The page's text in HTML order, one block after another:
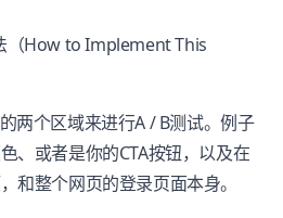
How to Implement This
两个区域来进行A / B测试。例子
、或者是你的CTA按钮，以及在
和整个网页的登录页面本身。